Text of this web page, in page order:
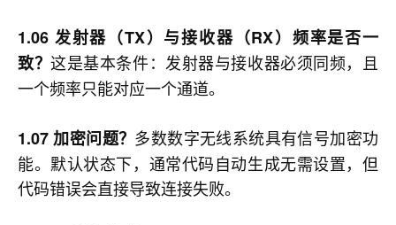
1.06 发射器（TX）与接收器（RX）频率是否一
致？这是基本条件：发射器与接收器必须同频，且
一个频率只能对应一个通道。
1.07 加密问题？ 多数数字无线系统具有信号加密功
能。默认状态下，通常代码自动生成无需设置，但
代码错误会直接导致连接失败。